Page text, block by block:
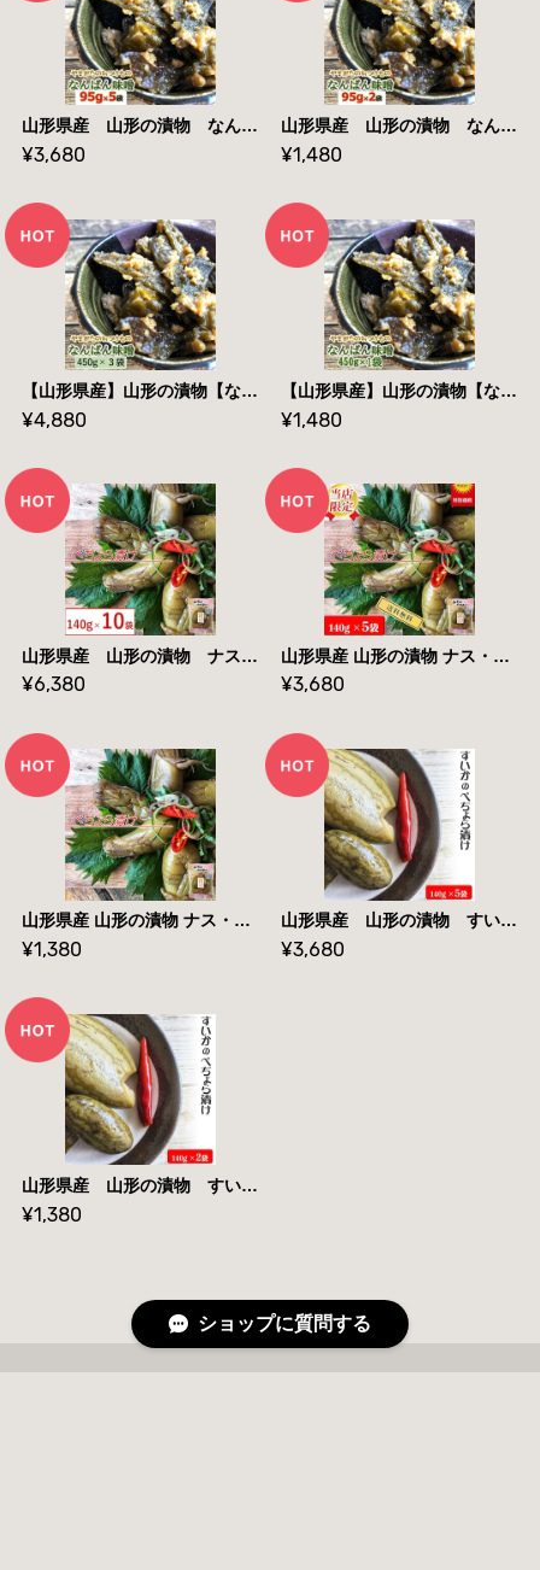
山形県産 山形の漬物 なんばん味噌９５g×５袋 家庭用 送料無料
¥3,680
山形県産 山形の漬物 なんばん味噌９５g×２袋 家庭用 送料無料 メール便
¥1,480
【山形県産】山形の漬物【なんばん味噌450g×３袋】【業務用】【 送料無料】
¥4,880
【山形県産】山形の漬物【なんばん味噌450g×１袋】【業務用】【 送料無料】メール便
¥1,480
山形県産 山形の漬物 ナス・ぺちょら漬け １４０ｇ×１０袋 送料無料
¥6,380
山形県産 山形の漬物 ナス・ぺちょら漬け １４０ｇ×５袋 送料無料
¥3,680
山形県産 山形の漬物 ナス・ぺちょら漬け １４０ｇ×２袋 送料無料 メール便
¥1,380
山形県産 山形の漬物 すいか ぺちょら漬 １４０g×５袋 送料無料
¥3,680
山形県産 山形の漬物 すいか ぺちょら漬 １４０g×２袋 送料無料 メール便
¥1,380
ショップに質問する